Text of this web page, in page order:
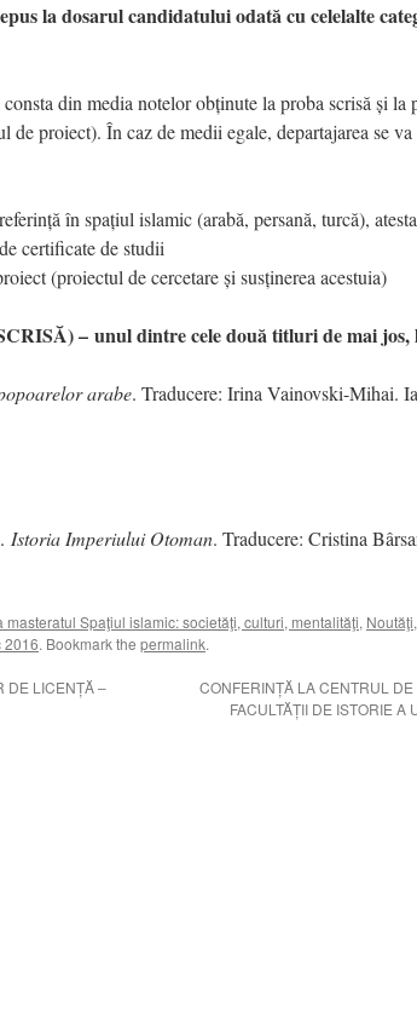
la dosarul candidatului odată cu celelalte
din media notelor obținute la proba scrisă și la
proiect). În caz de medii egale, departajarea se va
în spațiul islamic (arabă, persană, turcă),
certificate de studii
(proiectul de cercetare și susținerea acestuia)
– unul dintre cele două titluri de mai jos,
arabe. Traducere: Irina Vainovski-Mihai.
Istoria Imperiului Otoman. Traducere: Cristina
masteratul Spaţiul islamic: societăţi, culturi, mentalităţi, Noutăţi,
2016. Bookmark the permalink.
DE LICENȚĂ –
CONFERINȚĂ LA CENTRUL DE
FACULTĂȚII DE ISTORIE A